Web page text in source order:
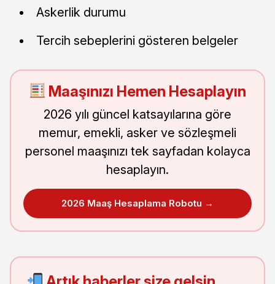
Askerlik durumu
Tercih sebeplerini gösteren belgeler
Maaşınızı Hemen Hesaplayın
2026 yılı güncel katsayılarına göre
memur, emekli, asker ve sözleşmeli
personel maaşınızı tek sayfadan kolayca
hesaplayın.
2026 Maaş Hesaplama Robotu →